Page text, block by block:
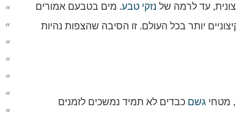
עד לרמה של נזקי טבע. מים בטבעם אמורים
יותר בכל העולם. זו הסיבה שהצפות נהיות
מטחי גשם כבדים לא תמיד נמשכים לזמנים